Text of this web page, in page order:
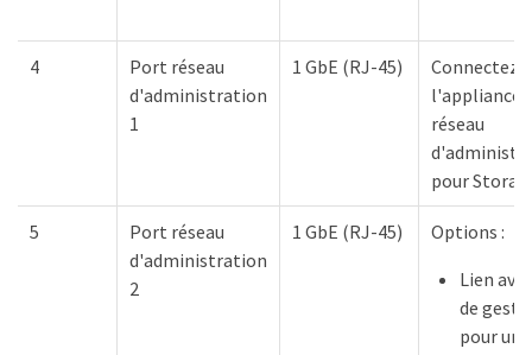
4
Port réseau
d'administration
1
1 GbE (RJ-45)
Connectez
l'appliance
réseau
pour
5
Port réseau
d'administration
2
1 GbE (RJ-45)
Options :
Lien
de
pour une